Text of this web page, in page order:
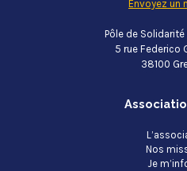
Envoyez un
Pôle de
5 rue Federico
38100
Nos
Je